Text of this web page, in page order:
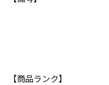
【商品ランク】